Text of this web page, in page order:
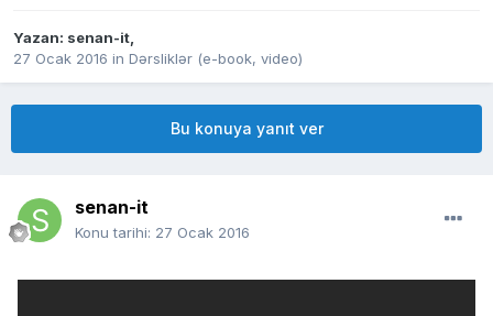
Yazan: senan-it,
27 Ocak 2016 in Dərsliklər (e-book, video)
Bu konuya yanıt ver
senan-it
Konu tarihi: 27 Ocak 2016